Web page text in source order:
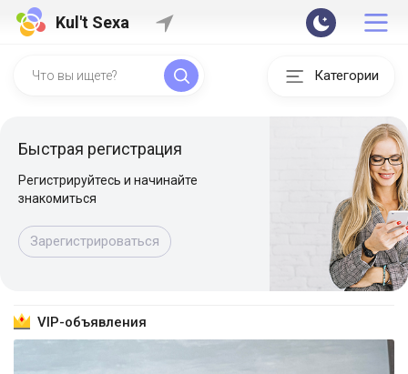
Kul't Sexa
Категории
Быстрая регистрация
Регистрируйтесь и начинайте
знакомиться
Зарегистрироваться
VIP-объявления